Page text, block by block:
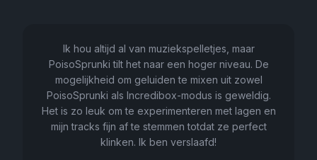
Ik hou altijd al van muziekspelletjes, maar
PoisoSprunki tilt het naar een hoger niveau. De
mogelijkheid om geluiden te mixen uit zowel
PoisoSprunki als Incredibox-modus is geweldig.
Het is zo leuk om te experimenteren met lagen en
mijn tracks fijn af te stemmen totdat ze perfect
klinken. Ik ben verslaafd!